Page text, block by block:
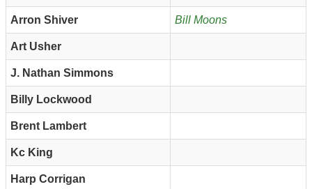
Arron Shiver Bill Moons
Art Usher
J. Nathan Simmons
Billy Lockwood
Brent Lambert
Kc King
Harp Corrigan